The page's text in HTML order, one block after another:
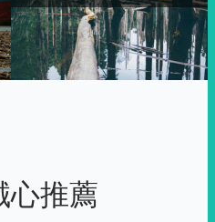
心推薦